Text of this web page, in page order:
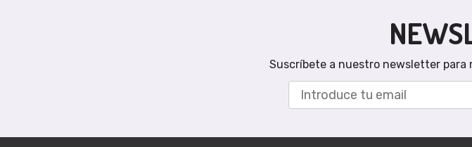
Suscríbete a nuestro newsletter